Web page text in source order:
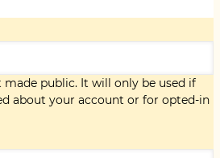
made public. It will only be used if
about your account or for opted-in